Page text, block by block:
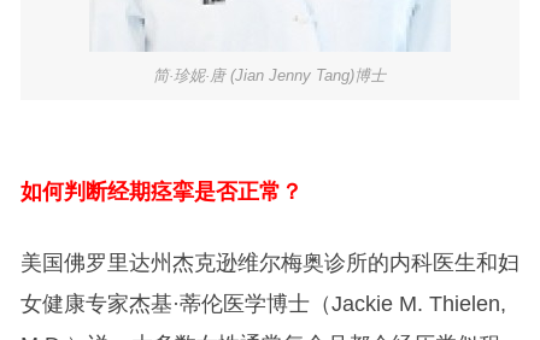
简·珍妮·唐 (Jian Jenny Tang)博士
如何判断经期痉挛是否正常？
美国佛罗里达州杰克逊维尔梅奥诊所的内科医生和妇
女健康专家杰基·蒂伦医学博士（Jackie M. Thielen,